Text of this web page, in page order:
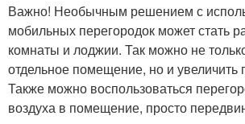
Важно! Необычным решением с
мобильных перегородок может стать
комнаты и лоджии. Так можно не
отдельное помещение, но и
Также можно воспользоваться
воздуха в помещение, просто